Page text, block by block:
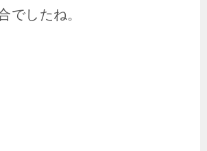
でしたね。